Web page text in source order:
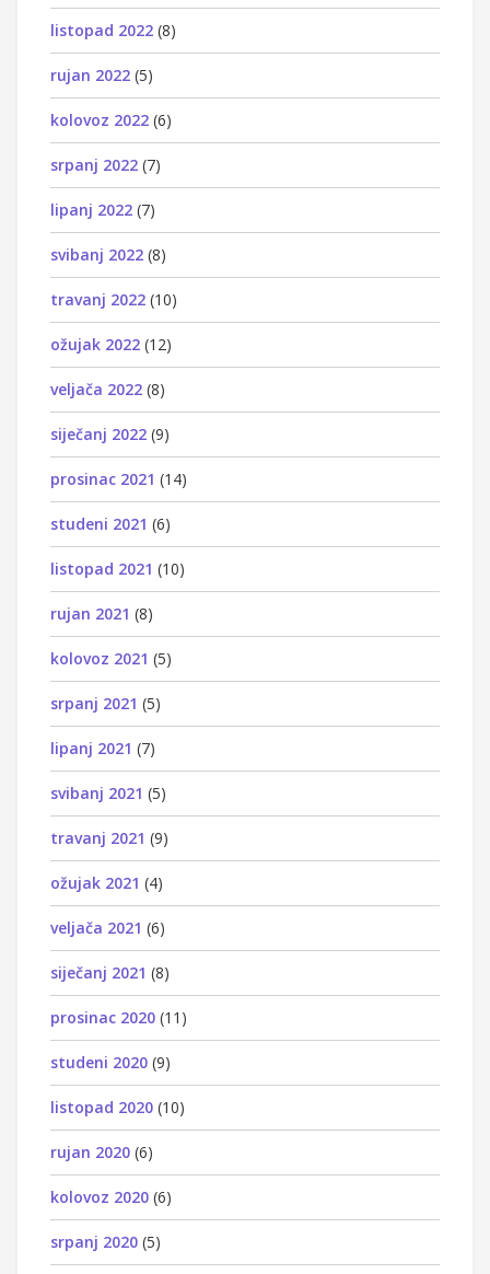
listopad 2022 (8)
rujan 2022 (5)
kolovoz 2022 (6)
srpanj 2022 (7)
lipanj 2022 (7)
svibanj 2022 (8)
travanj 2022 (10)
ožujak 2022 (12)
veljača 2022 (8)
siječanj 2022 (9)
prosinac 2021 (14)
studeni 2021 (6)
listopad 2021 (10)
rujan 2021 (8)
kolovoz 2021 (5)
srpanj 2021 (5)
lipanj 2021 (7)
svibanj 2021 (5)
travanj 2021 (9)
ožujak 2021 (4)
veljača 2021 (6)
siječanj 2021 (8)
prosinac 2020 (11)
studeni 2020 (9)
listopad 2020 (10)
rujan 2020 (6)
kolovoz 2020 (6)
srpanj 2020 (5)